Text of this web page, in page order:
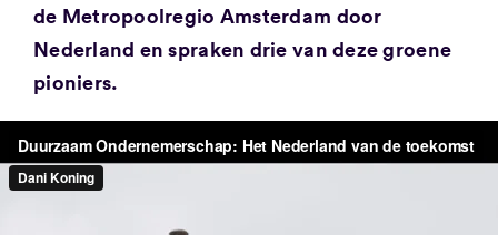
de Metropoolregio Amsterdam door
Nederland en spraken drie van deze groene
pioniers.